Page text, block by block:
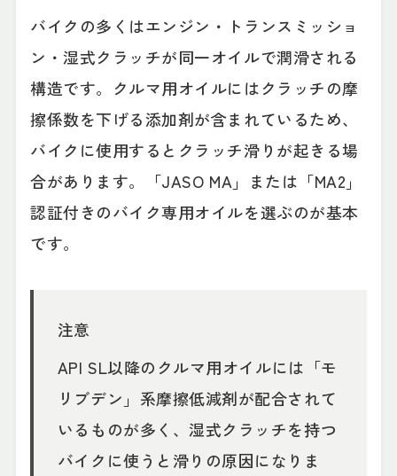
バイクの多くはエンジン・トランスミッショ
ン・湿式クラッチが同一オイルで潤滑される
構造です。クルマ用オイルにはクラッチの摩
擦係数を下げる添加剤が含まれているため、
バイクに使用するとクラッチ滑りが起きる場
合があります。「JASO MA」または「MA2」
認証付きのバイク専用オイルを選ぶのが基本
です。
注意
API SL以降のクルマ用オイルには「モ
リブデン」系摩擦低減剤が配合されて
いるものが多く、湿式クラッチを持つ
バイクに使うと滑りの原因になりま